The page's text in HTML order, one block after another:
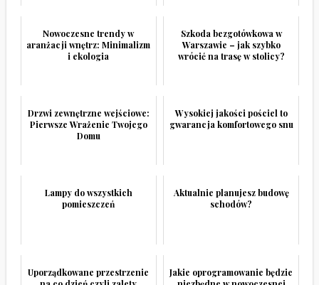
Nowoczesne trendy w
aranżacji wnętrz: Minimalizm
i ekologia
Szkoda bezgotówkowa w
Warszawie – jak szybko
wrócić na trasę w stolicy?
Drzwi zewnętrzne wejściowe:
Pierwsze Wrażenie Twojego
Domu
Wysokiej jakości pościel to
gwarancja komfortowego snu
Lampy do wszystkich
pomieszczeń
Aktualnie planujesz budowę
schodów?
Uporządkowane przestrzenie
Jakie oprogramowanie będzie